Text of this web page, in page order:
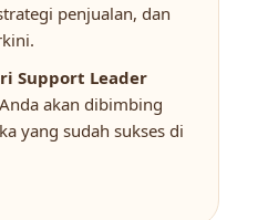
penjualan, dan
Support Leader
akan dibimbing
yang sudah sukses di